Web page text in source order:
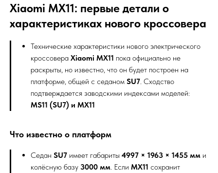
Xiaomi MX11: первые детали о
характеристиках нового кроссовера
Технические характеристики нового электрического
кроссовера Xiaomi MX11 пока официально не
раскрыты, но известно, что он будет построен на
платформе, общей с седаном SU7. Сходство
подтверждается заводскими индексами моделей:
MS11 (SU7) и MX11
Что известно о платформ
Седан SU7 имеет габариты 4997 × 1963 × 1455 мм и
колёсную базу 3000 мм. Если MX11 сохранит